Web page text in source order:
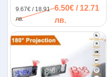
допълнително)
Размери 11/10.5/9 см
Комплектът
1 x Прожекционен
9.67€ / 18.91
лв.
6.50€ / 12.71
лв.